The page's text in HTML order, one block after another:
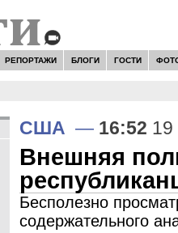
РЕПОРТАЖИ БЛОГИ ГОСТИ
США — 16:52 19
Внешняя
Бесполезно
содержательного